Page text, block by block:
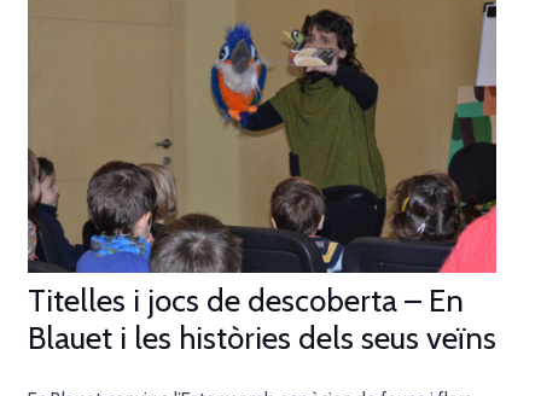
Titelles i jocs de descoberta – En
Blauet i les històries dels seus veïns